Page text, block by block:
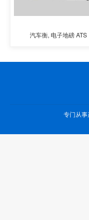
汽车衡, 电子地磅 ATS
专门从